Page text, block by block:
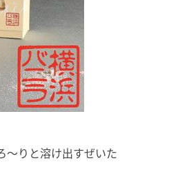
〜りと溶け出すぜいた